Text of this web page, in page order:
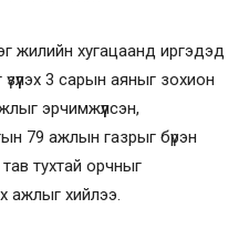
жилийн хугацаанд иргэдэд
3 сарын аяныг зохион
эрчимжүүлсэн,
79 ажлын газрыг бүрэн
тав тухтай орчныг
ажлыг хийлээ.